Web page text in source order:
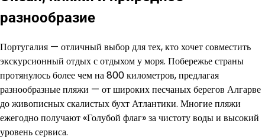
разнообразие
Португалия — отличный выбор для тех, кто хочет совместить
экскурсионный отдых с отдыхом у моря. Побережье страны
протянулось более чем на 800 километров, предлагая
разнообразные пляжи — от широких песчаных берегов Алгарве
до живописных скалистых бухт Атлантики. Многие пляжи
ежегодно получают «Голубой флаг» за чистоту воды и высокий
уровень сервиса.